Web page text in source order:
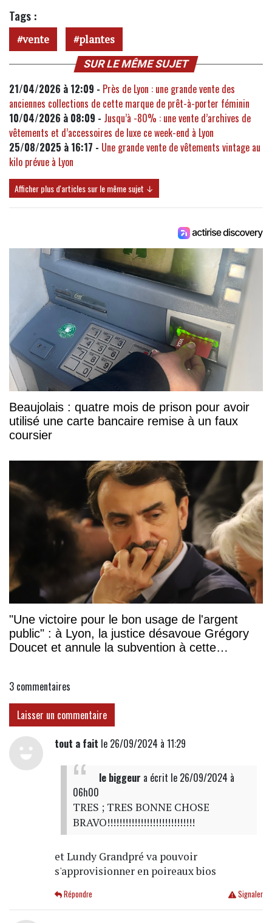
Tags :
vente plantes
SUR LE MÊME SUJET
21/04/2026 à 12:09 - Près de Lyon : une grande vente des
anciennes collections de cette marque de prêt-à-porter féminin
10/04/2026 à 08:09 - Jusqu’à -80% : une vente d’archives de
vêtements et d’accessoires de luxe ce week-end à Lyon
25/08/2025 à 16:17 - Une grande vente de vêtements vintage au
kilo prévue à Lyon
Afficher plus d'articles sur le même sujet ↓
Beaujolais : quatre mois de prison pour avoir
utilisé une carte bancaire remise à un faux
coursier
"Une victoire pour le bon usage de l'argent
public" : à Lyon, la justice désavoue Grégory
Doucet et annule la subvention à cette
3 commentaires
Laisser un commentaire
tout a fait le 26/09/2024 à 11:29
le biggeur a écrit le 26/09/2024 à
06h00
TRES ; TRES BONNE CHOSE
BRAVO!!!!!!!!!!!!!!!!!!!!!!!!!!!!!
et Lundy Grandpré va pouvoir
s'approvisionner en poireaux bios
Signaler
Répondre